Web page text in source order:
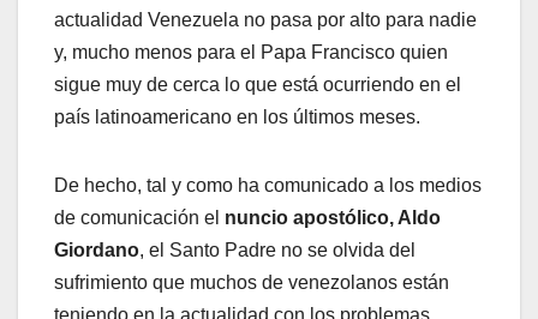
actualidad Venezuela no pasa por alto para nadie
y, mucho menos para el Papa Francisco quien
sigue muy de cerca lo que está ocurriendo en el
país latinoamericano en los últimos meses.
De hecho, tal y como ha comunicado a los medios
de comunicación el nuncio apostólico, Aldo
Giordano, el Santo Padre no se olvida del
sufrimiento que muchos de venezolanos están